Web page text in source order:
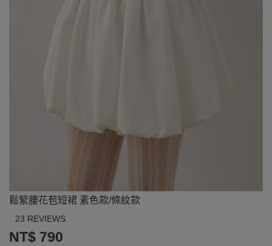
鬆緊腰花苞短裙 素色款/條紋款
23 REVIEWS
NT$ 790